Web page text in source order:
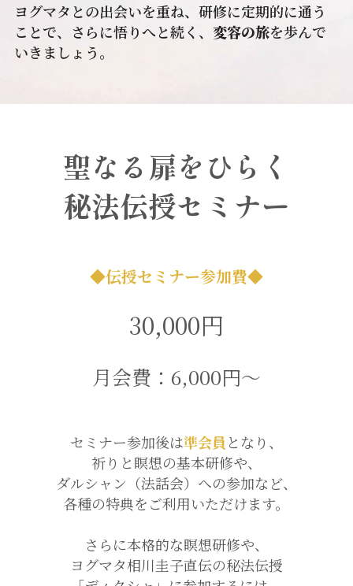
ヨグマタとの出会いを重ね、研修に定期的に通う
ことで、さらに悟りへと続く、 変容の旅を歩んで
いきましょう。
聖なる扉をひらく
秘法伝授セミナー
◆伝授セミナー参加費◆
30,000円
月会費：6,000円〜
セミナー参加後は準会員 となり、
祈りと瞑想の基本研修や、
ダルシャン（法話会）への参加など、
各種の特典をご利用いただけます。
さらに本格的な瞑想研修や、
ヨグマタ相川圭子直伝の秘法伝授